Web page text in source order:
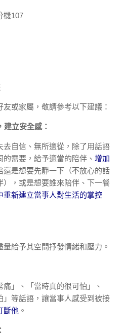
機107
或家屬，敬請參考以下建議：
立安全感：
去自信、無所適從，除了用話語
需要，給予適當的陪伴、 增加
還是想要先靜一下（不放心的話
），或是想要誰來陪伴、下一餐
重新建立當事人對生活的掌控
給予其空間抒發情緒和壓力。
」、「當時真的很可怕」、
」等話語，讓當事人感受到被接
斷他 。